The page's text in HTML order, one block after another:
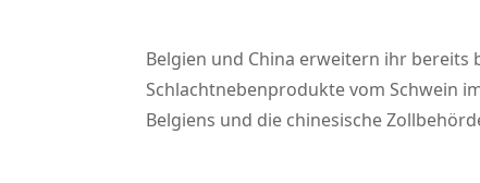
Belgien und China erweitern ihr bereits
Schlachtnebenprodukte vom Schwein
Belgiens und die chinesische